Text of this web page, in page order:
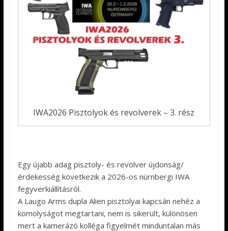
IWA2026 Pisztolyok és revolverek – 3. rész
Egy újabb adag pisztoly- és revolver újdonság/
érdekesség következik a 2026-os nürnbergi IWA
fegyverkiállításról.
A Laugo Arms dupla Alien pisztolyai kapcsán nehéz a
komolyságot megtartani, nem is sikerült, különösen
mert a kamerázó kolléga figyelmét minduntalan más